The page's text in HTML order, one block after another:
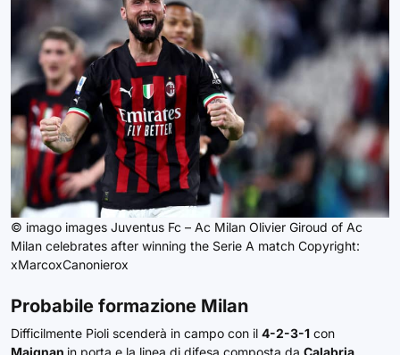
© imago images Juventus Fc – Ac Milan Olivier Giroud of Ac
Milan celebrates after winning the Serie A match Copyright:
xMarcoxCanonierox
Probabile formazione Milan
Difficilmente Pioli scenderà in campo con il 4-2-3-1 con